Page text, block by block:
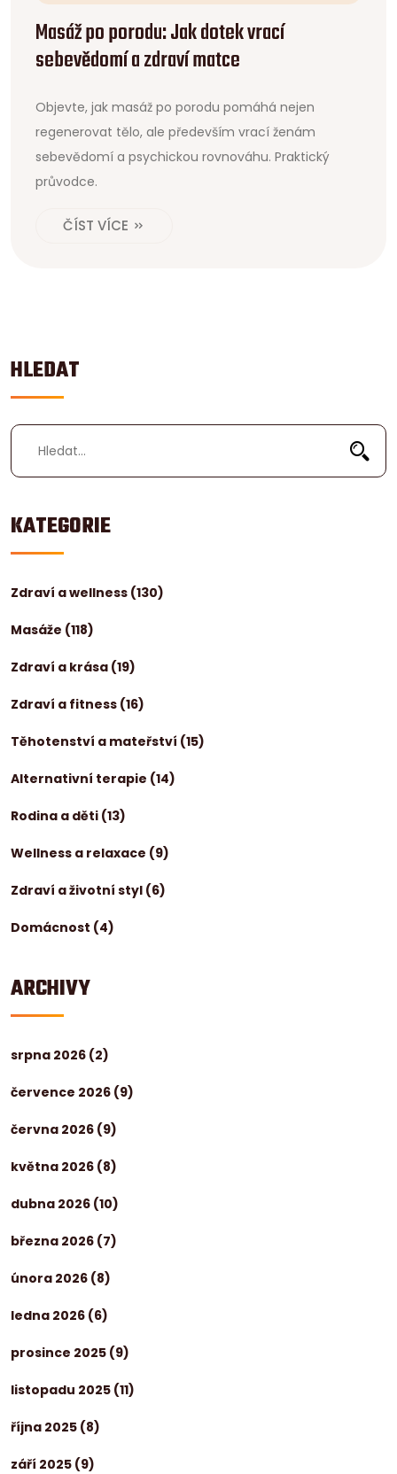
HLEDAT
KATEGORIE
Zdraví a wellness (130)
Masáže (118)
Zdraví a krása (19)
Zdraví a fitness (16)
Těhotenství a mateřství (15)
Alternativní terapie (14)
Rodina a děti (13)
Wellness a relaxace (9)
Zdraví a životní styl (6)
Domácnost (4)
ARCHIVY
srpna 2026 (2)
července 2026 (9)
června 2026 (9)
května 2026 (8)
dubna 2026 (10)
března 2026 (7)
února 2026 (8)
ledna 2026 (6)
prosince 2025 (9)
listopadu 2025 (11)
října 2025 (8)
září 2025 (9)
Masáž po porodu: Jak dotek vrací
sebevědomí a zdraví matce
Objevte, jak masáž po porodu pomáhá nejen
regenerovat tělo, ale především vrací ženám
sebevědomí a psychickou rovnováhu. Praktický
průvodce.
ČÍST VÍCE